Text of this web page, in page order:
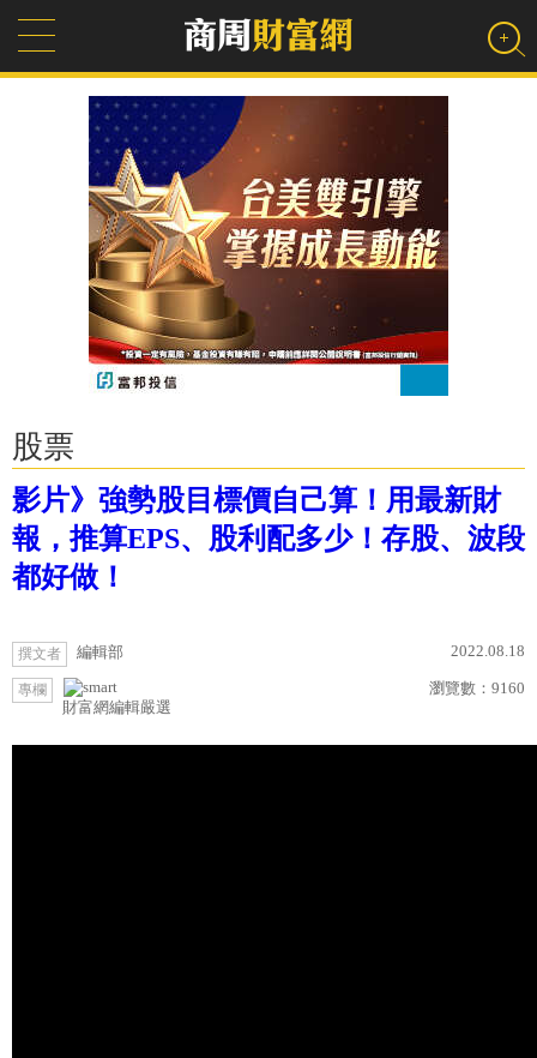
股票
影片》強勢股目標價自己算！用最新財
報，推算EPS、股利配多少！存股、波段
都好做！
撰文者 編輯部 2022.08.18
專欄
財富網編輯嚴選
瀏覽數： 9160